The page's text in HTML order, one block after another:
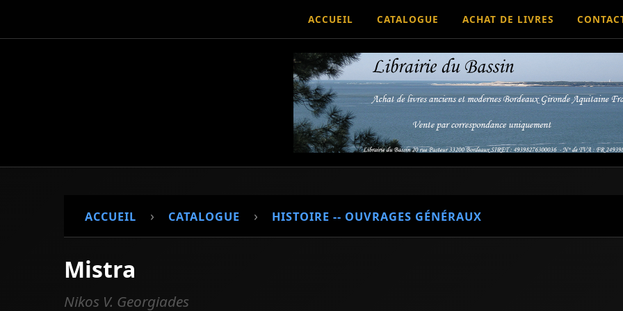
ACCUEIL CATALOGUE ACHAT DE LIVRES
ACCUEIL › CATALOGUE › HISTOIRE -- OUVRAGES GÉNÉRAUX
Mistra
Nikos V. Georgiades